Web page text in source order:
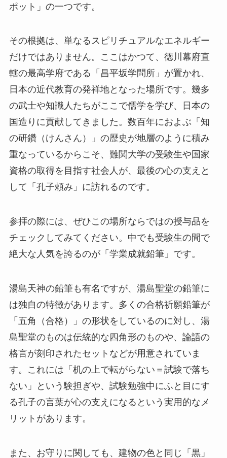
ポット」の一つです。
その根拠は、単なるスピリチュアルなエネルギー
だけではありません。ここはかつて、徳川幕府直
轄の最高学府である「昌平坂学問所」が置かれ、
日本の近代教育の発祥地となった場所です。幾多
の武士や知識人たちがここで儒学を学び、日本の
国造りに貢献してきました。数百年におよぶ「知
の研鑽（けんさん）」の歴史が地層のように積み
重なっているからこそ、難関大学の受験生や国家
資格の取得を目指す社会人が、最後の心の支えと
して「孔子頼み」に訪れるのです。
参拝の際には、ぜひこの場所ならではの授与品を
チェックしてみてください。中でも受験生の間で
絶大な人気を誇るのが「学業成就鉛筆」です。
湯島天神の鉛筆も有名ですが、湯島聖堂の鉛筆に
は独自の特徴があります。多くの合格祈願鉛筆が
「五角（合格）」の形状をしているのに対し、湯
島聖堂のものは伝統的な四角形のものや、論語の
格言が刻印されたセットなどが用意されていま
す。これには「机の上で転がらない＝試験で落ち
ない」という験担ぎや、試験勉強中にふと目にす
る孔子の言葉が心の支えになるという実用的なメ
リットがあります。
また、お守りに関しても、建物の色と同じ「黒」